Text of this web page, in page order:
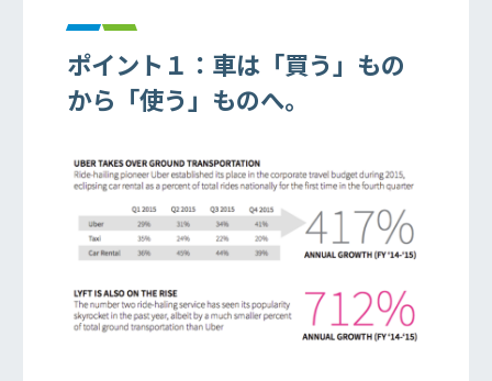
ポイント１：車は「買う」もの
から「使う」ものへ。